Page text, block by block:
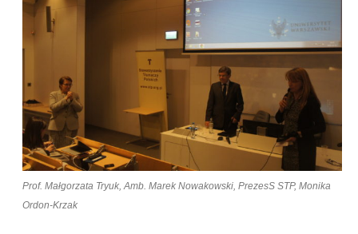
Prof. Małgorzata Tryuk, Amb. Marek Nowakowski, PrezesS STP, Monika
Ordon-Krzak